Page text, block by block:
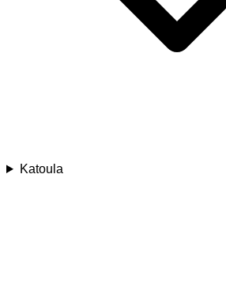
Katoula